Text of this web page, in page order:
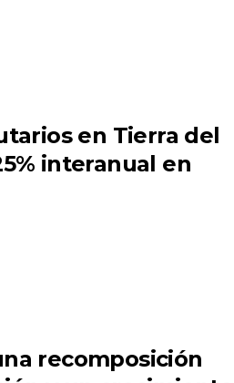
en Tierra del
interanual en
recomposición